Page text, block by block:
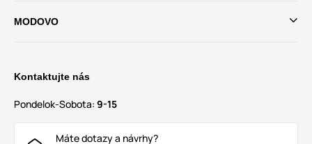
MODOVO
Kontaktujte nás
Pondelok-Sobota: 9-15
Máte dotazy a návrhy?